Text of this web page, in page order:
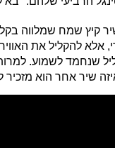
קיץ שמח שמלווה
אלא להקליל את
שנחמד לשמוע.
שיר אחר הוא מזכיר